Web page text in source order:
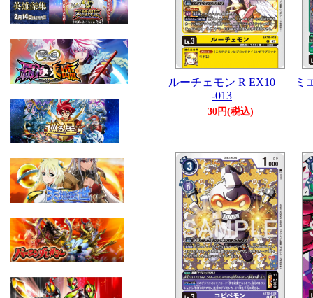
ルーチェモン R EX10
-013
30円(税込)
ミ